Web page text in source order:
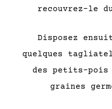
recouvrez-le
Disposez
quelques
des petits-pois
graines